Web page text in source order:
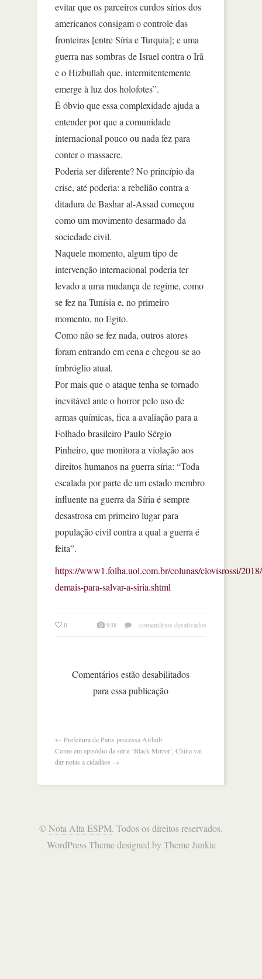
evitar que os parceiros curdos sírios dos
americanos consigam o controle das
fronteiras [entre Síria e Turquia]; e uma
guerra nas sombras de Israel contra o Irã
e o Hizbullah que, intermitentemente
emerge à luz dos holofotes”.
É óbvio que essa complexidade ajuda a
entender por que a comunidade
internacional pouco ou nada fez para
conter o massacre.
Poderia ser diferente? No princípio da
crise, até poderia: a rebelião contra a
ditadura de Bashar al-Assad começou
como um movimento desarmado da
sociedade civil.
Naquele momento, algum tipo de
intervenção internacional poderia ter
levado a uma mudança de regime, como
se fez na Tunísia e, no primeiro
momento, no Egito.
Como não se fez nada, outros atores
foram entrando em cena e chegou-se ao
imbróglio atual.
Por mais que o ataque tenha se tornado
inevitável ante o horror pelo uso de
armas químicas, fica a avaliação para a
Folhado brasileiro Paulo Sérgio
Pinheiro, que monitora a violação aos
direitos humanos na guerra síria: “Toda
escalada por parte de um estado membro
influente na guerra da Síria é sempre
desastrosa em primeiro lugar para
população civil contra a qual a guerra é
feita”.
https://www1.folha.uol.com.br/colunas/clovisrossi/
demais-para-salvar-a-siria.shtml
0 938 comentários desativados
Comentários estão desabilitados
para essa publicação
← Prefeitura de Paris processa Airbnb
Como em episódio da série ‘Black Mirror’, China vai
dar notas a cidadãos →
©Nota Alta ESPM. Todos os direitos reservados.
WordPress Themedesigned by Theme Junkie